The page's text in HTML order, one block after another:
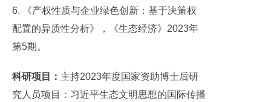
6. 《产权性质与企业绿色创新：基于决策权
配置的异质性分析》，《生态经济》2023年
第5期。
科研项目： 主持2023年度国家资助博士后研
究人员项目：习近平生态文明思想的国际传播